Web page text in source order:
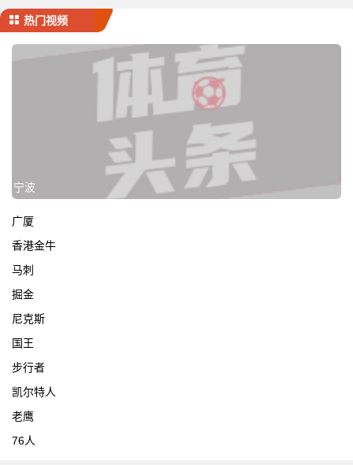
热门视频
宁波
广厦
香港金牛
马刺
掘金
尼克斯
国王
步行者
凯尔特人
老鹰
76人